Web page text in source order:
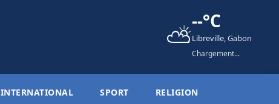
⛅--°C
Libreville, Gabon
Chargement...
INTERNATIONAL SPORT RELIGION